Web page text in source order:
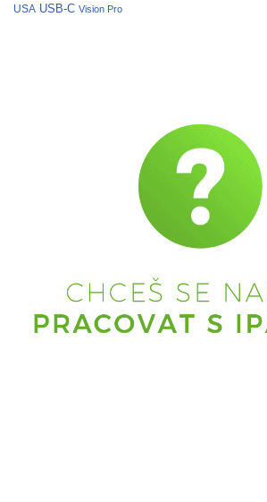
USA USB-C Vision Pro